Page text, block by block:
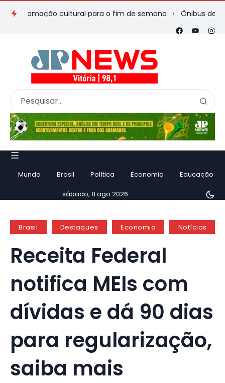
cultural para o fim de semana Ônibus de
Mundo Brasil Política Economia Educação
sábado, 8 ago 2026
Brasil Destaques Economia Notícias
Receita Federal
notifica MEIs com
dívidas e dá 90 dias
para regularização,
saiba mais